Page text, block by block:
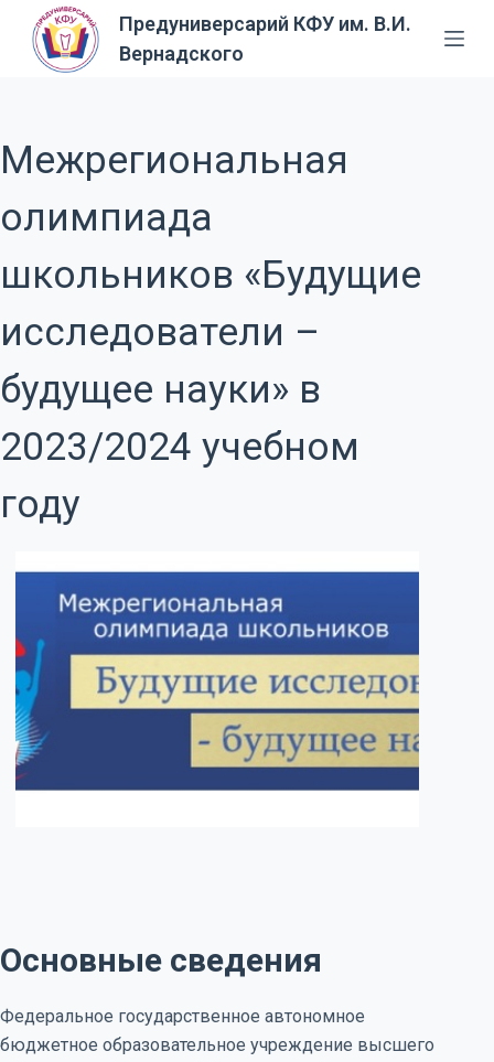
П
т
к
у
и
Предуниверсарий КФУ им. В.И.
Вернадского
Межрегиональная
олимпиада
школьников «Будущие
исследователи –
будущее науки» в
2023/2024 учебном
году
Основные сведения
Федеральное государственное автономное
бюджетное образовательное учреждение высшего